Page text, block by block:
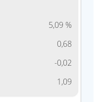
5,09 %
0,68
-0,02
1,09